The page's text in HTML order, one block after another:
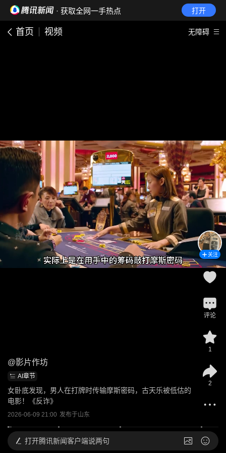
· 获取全网一手热点 打开
首页 视频 无障碍
@影片作坊
AI章节
女卧底发现，男人在打牌时传输摩斯密码，古天乐被低估的
电影！《反诈》
2026-06-09 21:00 发布于山东
关注
评论
1
2
打开腾讯新闻客户端说两句